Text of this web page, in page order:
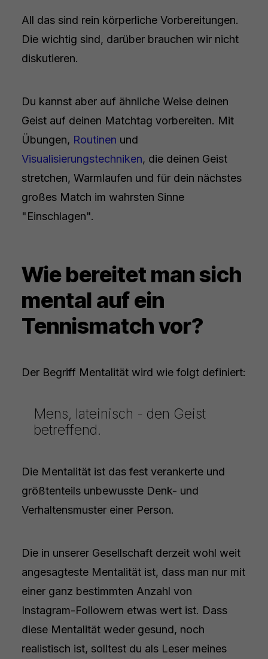
All das sind rein körperliche Vorbereitungen.
Die wichtig sind, darüber brauchen wir nicht
diskutieren.
Du kannst aber auf ähnliche Weise deinen
Geist auf deinen Matchtag vorbereiten. Mit
Übungen, Routinen und
Visualisierungstechniken, die deinen Geist
stretchen, Warmlaufen und für dein nächstes
großes Match im wahrsten Sinne
"Einschlagen".
Wie bereitet man sich
mental auf ein
Tennismatch vor?
Der Begriff Mentalität wird wie folgt definiert:
Mens, lateinisch - den Geist
betreffend.
Die Mentalität ist das fest verankerte und
größtenteils unbewusste Denk- und
Verhaltensmuster einer Person.
Die in unserer Gesellschaft derzeit wohl weit
angesagteste Mentalität ist, dass man nur mit
einer ganz bestimmten Anzahl von
Instagram-Followern etwas wert ist. Dass
diese Mentalität weder gesund, noch
realistisch ist, solltest du als Leser meines